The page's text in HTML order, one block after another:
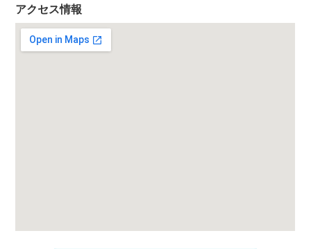
アクセス情報